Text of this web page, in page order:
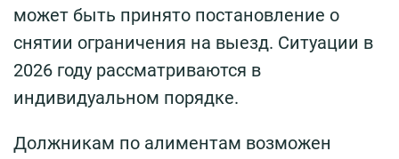
может быть принято постановление о
снятии ограничения на выезд. Ситуации в
2026 году рассматриваются в
индивидуальном порядке.
Должникам по алиментам возможен